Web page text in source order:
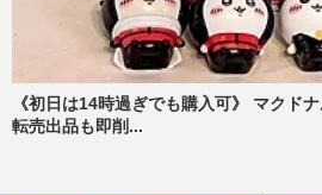
《初日は14時過ぎでも購入可》 マクド
転売出品も即削...